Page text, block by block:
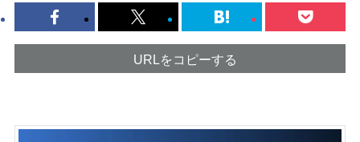
URLをコピーする